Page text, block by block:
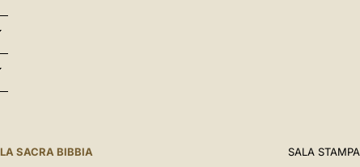
LA SACRA BIBBIA SALA STAMPA